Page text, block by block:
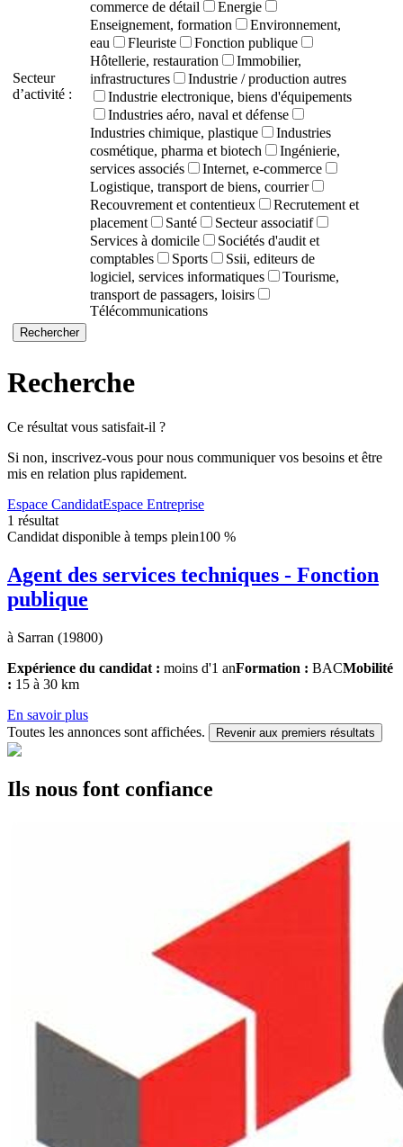
Secteur
d’activité :
commerce de détail
Energie
Enseignement, formation
Environnement,
eau
Fleuriste
Fonction publique
Hôtellerie, restauration
Immobilier,
infrastructures
Industrie / production autres
Industrie electronique, biens d'équipements
Industries aéro, naval et défense
Industries chimique, plastique
Industries
cosmétique, pharma et biotech
Ingénierie,
services associés
Internet, e-commerce
Logistique, transport de biens, courrier
Recouvrement et contentieux
Recrutement et
placement
Santé
Secteur associatif
Services à domicile
Sociétés d'audit et
comptables
Sports
Ssii, editeurs de
logiciel, services informatiques
Tourisme,
transport de passagers, loisirs
Télécommunications
Recherche
Ce résultat vous satisfait-il ?
Si non, inscrivez-vous pour nous communiquer vos besoins et être
mis en relation plus rapidement.
Espace CandidatEspace Entreprise
1 résultat
Candidat disponible à temps plein100 %
Agent des services techniques - Fonction
publique
à Sarran (19800)
Expérience du candidat : moins d'1 anFormation : BACMobilité
: 15 à 30 km
En savoir plus
Toutes les annonces sont affichées.
Revenir aux premiers résultats
Ils nous font confiance